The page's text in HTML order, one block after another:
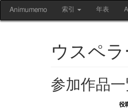
Animumemo 索引 年表
ウスペラ
参加作品
役